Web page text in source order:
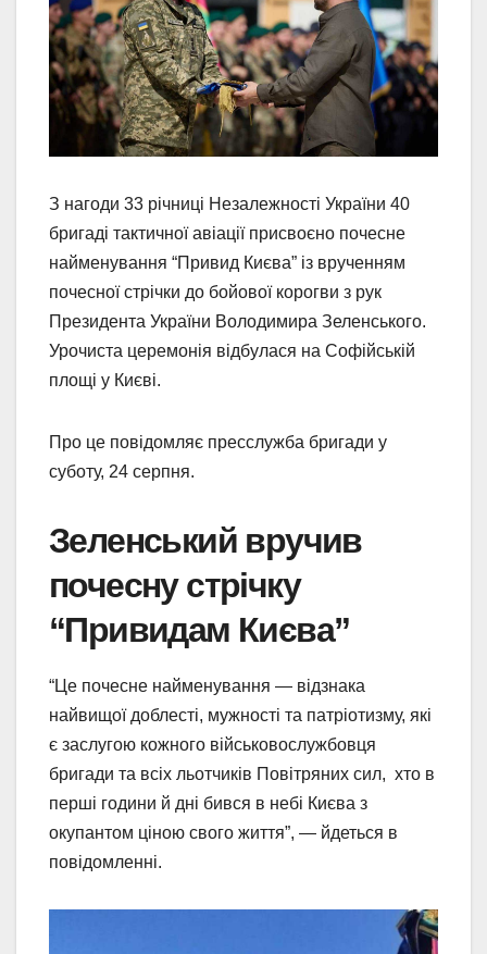
З нагоди 33 річниці Незалежності України 40
бригаді тактичної авіації присвоєно почесне
найменування “Привид Києва” із врученням
почесної стрічки до бойової корогви з рук
Президента України Володимира Зеленського.
Урочиста церемонія відбулася на Софійській
площі у Києві.
Про це повідомляє пресслужба бригади у
суботу, 24 серпня.
Зеленський вручив
почесну стрічку
“Привидам Києва”
“Це почесне найменування — відзнака
найвищої доблесті, мужності та патріотизму, які
є заслугою кожного військовослужбовця
бригади та всіх льотчиків Повітряних сил, хто в
перші години й дні бився в небі Києва з
окупантом ціною свого життя”, — йдеться в
повідомленні.